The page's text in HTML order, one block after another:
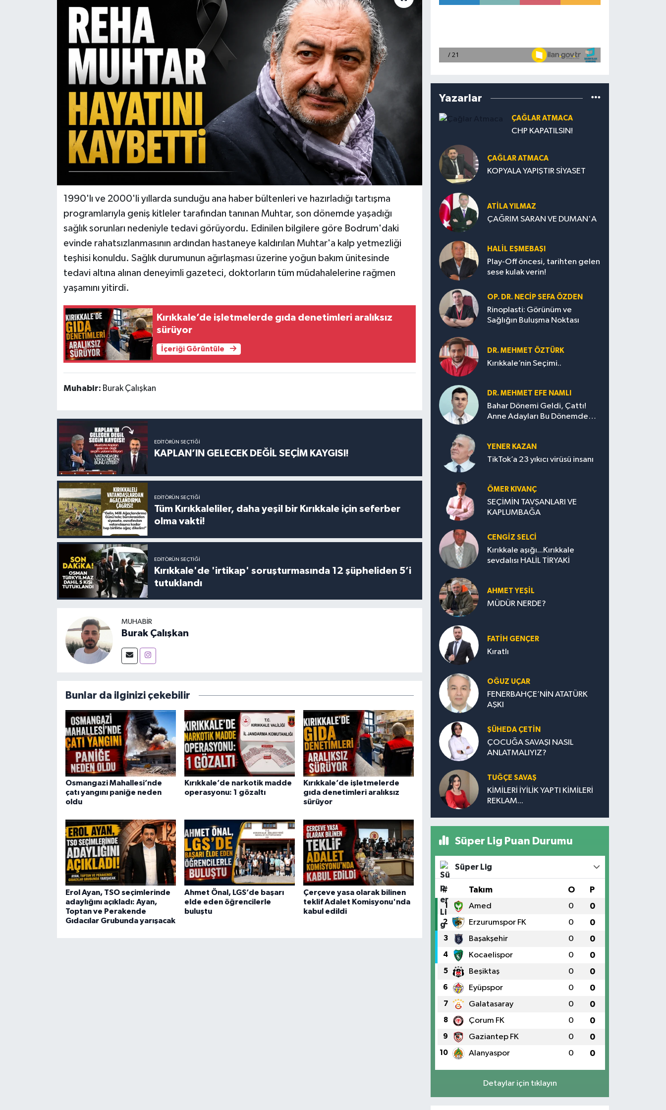
1990'lı ve 2000'li yıllarda sunduğu ana haber bültenleri ve hazırladığı tartışma
programlarıyla geniş kitleler tarafından tanınan Muhtar, son dönemde yaşadığı
sağlık sorunları nedeniyle tedavi görüyordu. Edinilen bilgilere göre Bodrum'daki
evinde rahatsızlanmasının ardından hastaneye kaldırılan Muhtar'a kalp yetmezliği
teşhisi konuldu. Sağlık durumunun ağırlaşması üzerine yoğun bakım ünitesinde
tedavi altına alınan deneyimli gazeteci, doktorların tüm müdahalelerine rağmen
yaşamını yitirdi.
Kırıkkale’de işletmelerde gıda denetimleri aralıksız
sürüyor
İçeriği Görüntüle
Muhabir: Burak Çalışkan
EDITÖRÜN SEÇTIĞI
KAPLAN’IN GELECEK DEĞİL SEÇİM KAYGISI!
EDITÖRÜN SEÇTIĞI
Tüm Kırıkkaleliler, daha yeşil bir Kırıkkale için seferber
olma vakti!
EDITÖRÜN SEÇTIĞI
Kırıkkale'de 'irtikap' soruşturmasında 12 şüpheliden 5’i
tutuklandı
MUHABIR
Burak Çalışkan
Bunlar da ilginizi çekebilir
Osmangazi Mahallesi’nde
çatı yangını paniğe neden
oldu
Kırıkkale’de narkotik madde
operasyonu: 1 gözaltı
Kırıkkale’de işletmelerde
gıda denetimleri aralıksız
sürüyor
Erol Ayan, TSO seçimlerinde
adaylığını açıkladı: Ayan,
Toptan ve Perakende
Gıdacılar Grubunda yarışacak
Ahmet Önal, LGS’de başarı
elde eden öğrencilerle
buluştu
Çerçeve yasa olarak bilinen
teklif Adalet Komisyonu'nda
kabul edildi
Yazarlar
ÇAĞLAR ATMACA
CHP KAPATILSIN!
ÇAĞLAR ATMACA
KOPYALA YAPIŞTIR SİYASET
ATILA YILMAZ
ÇAĞRIM SARAN VE DUMAN'A
HALIL EŞMEBAŞI
Play-Off öncesi, tarihten gelen
sese kulak verin!
OP. DR. NECIP SEFA ÖZDEN
Rinoplasti: Görünüm ve
Sağlığın Buluşma Noktası
DR. MEHMET ÖZTÜRK
Kırıkkale’nin Seçimi..
DR. MEHMET EFE NAMLI
Bahar Dönemi Geldi, Çattı!
Anne Adayları Bu Dönemde
YENER KAZAN
TikTok’a 23 yıkıcı virüsü insanı
ÖMER KIVANÇ
SEÇİMİN TAVŞANLARI VE
KAPLUMBAĞA
CENGİZ SELCİ
Kırıkkale aşığı...Kırıkkale
sevdalısı HALİL TİRYAKİ
AHMET YEŞİL
MÜDÜR NERDE?
FATIH GENÇER
Kıratlı
OĞUZ UÇAR
FENERBAHÇE’NİN ATATÜRK
AŞKI
ŞÜHEDA ÇETİN
ÇOCUĞA SAVAŞI NASIL
ANLATMALIYIZ?
TUĞÇE SAVAŞ
KİMİLERİ İYİLİK YAPTI KİMİLERİ
REKLAM...
Süper Lig Puan Durumu
Süper Lig
# Takım O P
1 Amed 0 0
2 Erzurumspor FK 0 0
3 Başakşehir 0 0
4 Kocaelispor 0 0
5 Beşiktaş 0 0
6 Eyüpspor 0 0
7 Galatasaray 0 0
8 Çorum FK 0 0
9 Gaziantep FK 0 0
10 Alanyaspor 0 0
Detaylar için tıklayın